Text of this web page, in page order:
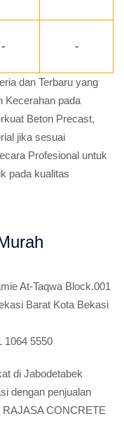
- -
dan Terbaru yang
Kecerahan pada
Beton Precast,
jika sesuai
Profesional untuk
pada kualitas
At-Taqwa Block.001
Barat Kota Bekasi
1064 5550
di Jabodetabek
dengan penjualan
CONCRETE